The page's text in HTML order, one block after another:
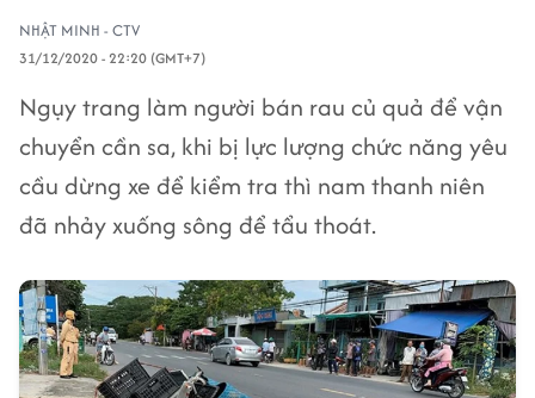
NHẬT MINH - CTV
31/12/2020 - 22:20 (GMT+7)
Ngụy trang làm người bán rau củ quả để vận
chuyển cần sa, khi bị lực lượng chức năng yêu
cầu dừng xe để kiểm tra thì nam thanh niên
đã nhảy xuống sông để tẩu thoát.